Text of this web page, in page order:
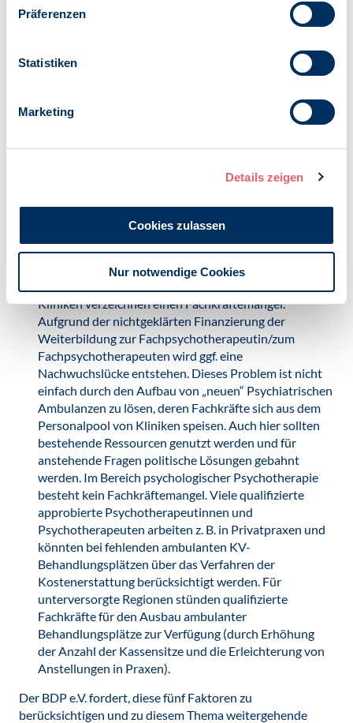
Präferenzen
Statistiken
Marketing
Details zeigen
Cookies zulassen
Nur notwendige Cookies
Ambulante Versorgungsverbesserung im GKV-
ambulante fachärztliche und psychotherapeutische
Versorgung sicherzustellen. Im ambulanten wie auch
Erkrankungen betreffend seit längerem ein
stationären oder ambulanten Behandlungsplatz sind
komplex: Psychische Erkrankungen nehmen an
und richtet sich nicht auf Medikation, sondern auf eine
effektive, leitlinienorientierte psychotherapeutische
Behandlung. Eine echte Reformierung der
Kliniken verzeichnen einen Fachkräftemangel.
Aufgrund der nichtgeklärten Finanzierung der
Weiterbildung zur Fachpsychotherapeutin/zum
Fachpsychotherapeuten wird ggf. eine
Nachwuchslücke entstehen. Dieses Problem ist nicht
einfach durch den Aufbau von „neuen“ Psychiatrischen
Ambulanzen zu lösen, deren Fachkräfte sich aus dem
Personalpool von Kliniken speisen. Auch hier sollten
bestehende Ressourcen genutzt werden und für
anstehende Fragen politische Lösungen gebahnt
werden. Im Bereich psychologischer Psychotherapie
besteht kein Fachkräftemangel. Viele qualifizierte
approbierte Psychotherapeutinnen und
Psychotherapeuten arbeiten z. B. in Privatpraxen und
könnten bei fehlenden ambulanten KV-
Behandlungsplätzen über das Verfahren der
Kostenerstattung berücksichtigt werden. Für
unterversorgte Regionen stünden qualifizierte
Fachkräfte für den Ausbau ambulanter
Behandlungsplätze zur Verfügung (durch Erhöhung
der Anzahl der Kassensitze und die Erleichterung von
Anstellungen in Praxen).
Der BDP e.V. fordert, diese fünf Faktoren zu
berücksichtigen und zu diesem Thema weitergehende